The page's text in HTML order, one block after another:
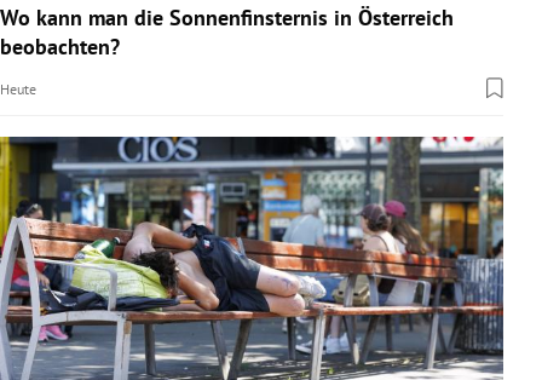
Wo kann man die Sonnenfinsternis in Österreich
beobachten?
Heute